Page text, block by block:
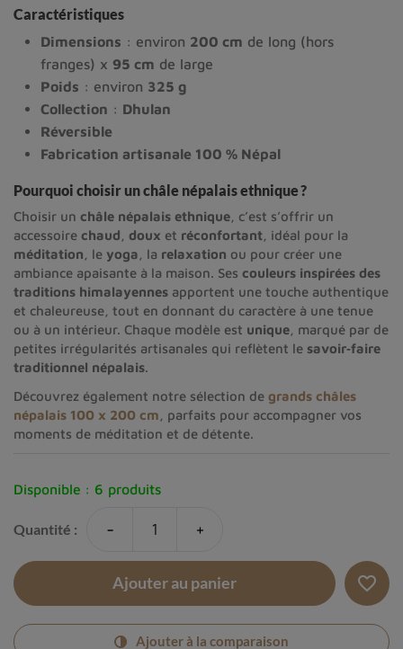
Caractéristiques
Dimensions : environ 200 cm de long (hors
franges) x 95 cm de large
Poids : environ 325 g
Collection : Dhulan
Réversible
Fabrication artisanale 100 % Népal
Pourquoi choisir un châle népalais ethnique ?
Choisir un châle népalais ethnique , c’est s’offrir un
accessoire chaud doux et réconfortant , idéal pour la
méditation , le yoga , la relaxation ou pour créer une
ambiance apaisante à la maison. Ses couleurs inspirées des
traditions himalayennes apportent une touche authentique
et chaleureuse, tout en donnant du caractère à une tenue
ou à un intérieur. Chaque modèle est unique , marqué par de
petites irrégularités artisanales qui reflètent le savoir‑faire
traditionnel népalais.
Découvrez également notre sélection de grands châles
népalais 100 x 200 cm , parfaits pour accompagner vos
moments de méditation et de détente.
Disponible : 6 produits
Quantité : - +
Ajouter au panier favorite_border
Ajouter à la comparaison